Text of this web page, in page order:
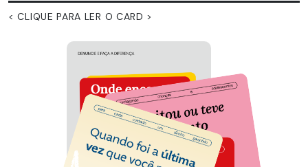
< CLIQUE PARA LER O CARD >